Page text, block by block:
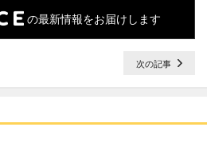
の最新情報をお届けします
次の記事